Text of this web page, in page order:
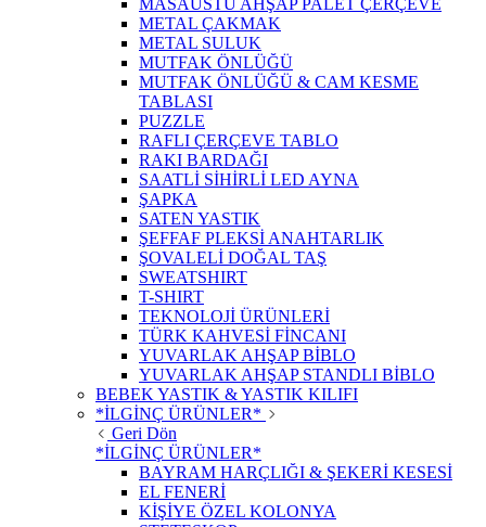
MASAÜSTÜ AHŞAP PALET ÇERÇEVE
METAL ÇAKMAK
METAL SULUK
MUTFAK ÖNLÜĞÜ
MUTFAK ÖNLÜĞÜ & CAM KESME
TABLASI
PUZZLE
RAFLI ÇERÇEVE TABLO
RAKI BARDAĞI
SAATLİ SİHİRLİ LED AYNA
ŞAPKA
SATEN YASTIK
ŞEFFAF PLEKSİ ANAHTARLIK
ŞOVALELİ DOĞAL TAŞ
SWEATSHIRT
T-SHIRT
TEKNOLOJİ ÜRÜNLERİ
TÜRK KAHVESİ FİNCANI
YUVARLAK AHŞAP BİBLO
YUVARLAK AHŞAP STANDLI BİBLO
BEBEK YASTIK & YASTIK KILIFI
*İLGİNÇ ÜRÜNLER*
Geri Dön
*İLGİNÇ ÜRÜNLER*
BAYRAM HARÇLIĞI & ŞEKERİ KESESİ
EL FENERİ
KİŞİYE ÖZEL KOLONYA